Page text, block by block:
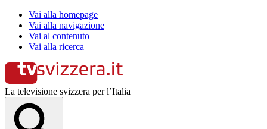
Vai alla homepage
Vai alla navigazione
Vai al contenuto
Vai alla ricerca
La televisione svizzera per l’Italia